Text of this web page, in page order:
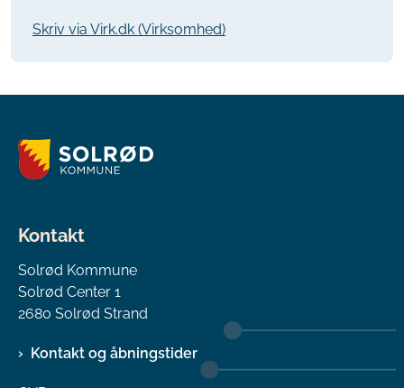
Skriv via Virk.dk (Virksomhed)
Kontakt
Solrød Kommune
Solrød Center 1
2680 Solrød Strand
Kontakt og åbningstider